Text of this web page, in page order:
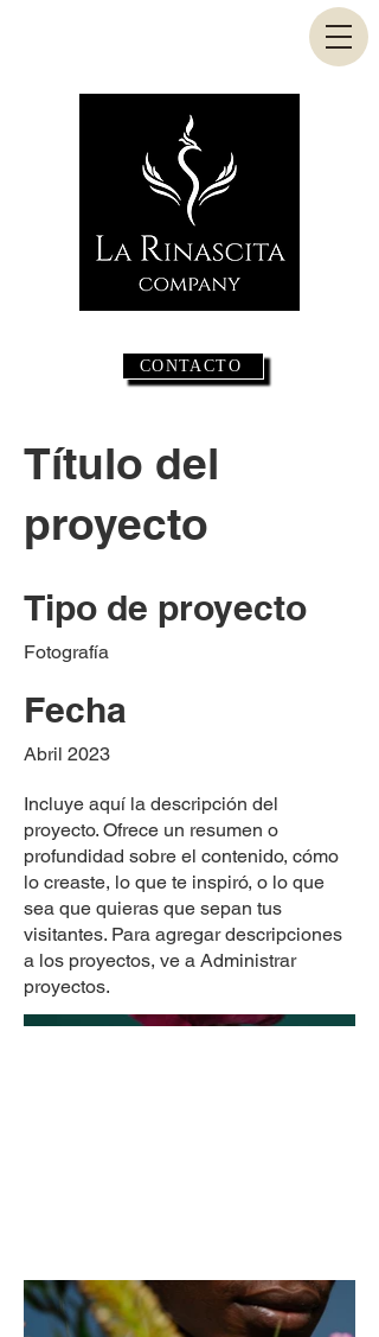
CONTACTO
Título del
proyecto
Tipo de proyecto
Fotografía
Fecha
Abril 2023
Incluye aquí la descripción del
proyecto. Ofrece un resumen o
profundidad sobre el contenido, cómo
lo creaste, lo que te inspiró, o lo que
sea que quieras que sepan tus
visitantes. Para agregar descripciones
a los proyectos, ve a Administrar
proyectos.